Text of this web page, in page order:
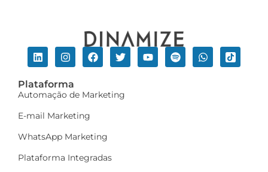
Plataforma
Automação de Marketing
E-mail Marketing
WhatsApp Marketing
Plataforma Integradas